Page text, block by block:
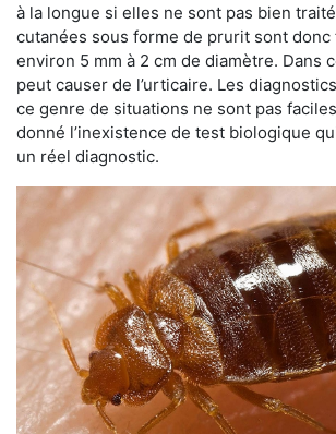
à la longue si elles ne sont pas bien
cutanées sous forme de prurit sont
environ 5 mm à 2 cm de diamètre. Dans
peut causer de l’urticaire. Les
ce genre de situations ne sont pas
donné l’inexistence de test biologique
un réel diagnostic.